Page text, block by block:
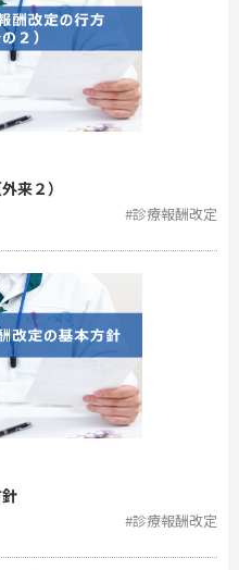
来２）
#診療報酬改定
#診療報酬改定